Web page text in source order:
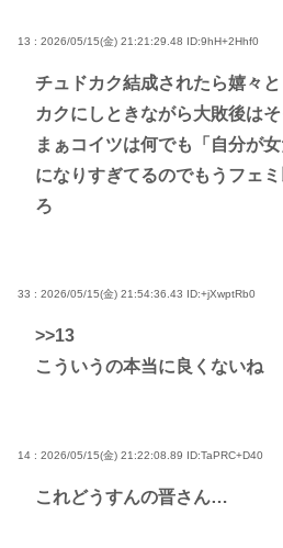
13 : 2026/05/15(金) 21:21:29.48 ID:9hH+2Hhf0
チュドカク結成されたら嬉々
カクにしときながら大敗後は
まぁコイツは何でも「自分が
になりすぎてるのでもうフェ
ろ
33 : 2026/05/15(金) 21:54:36.43 ID:+jXwptRb0
>>13
こういうの本当に良くないね
14 : 2026/05/15(金) 21:22:08.89 ID:TaPRC+D40
これどうすんの晋さん…